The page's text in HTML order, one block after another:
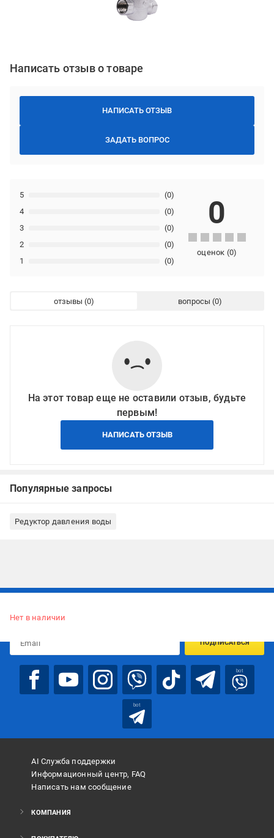
Написать отзыв о товаре
НАПИСАТЬ ОТЗЫВ
ЗАДАТЬ ВОПРОС
1 (0)
2 (0)
3 (0)
4 (0)
5 (0)
0
оценок (0)
отзывы вопросы
На этот товар еще не оставили отзыв, будьте
первым!
НАПИСАТЬ ОТЗЫВ
Популярные запросы
Редуктор давления воды
Нет в наличии
ПОДПИСАТЬСЯ
bot
bot
AI Служба поддержки
Информационный центр, FAQ
Написать нам сообщение
КОМПАНИЯ